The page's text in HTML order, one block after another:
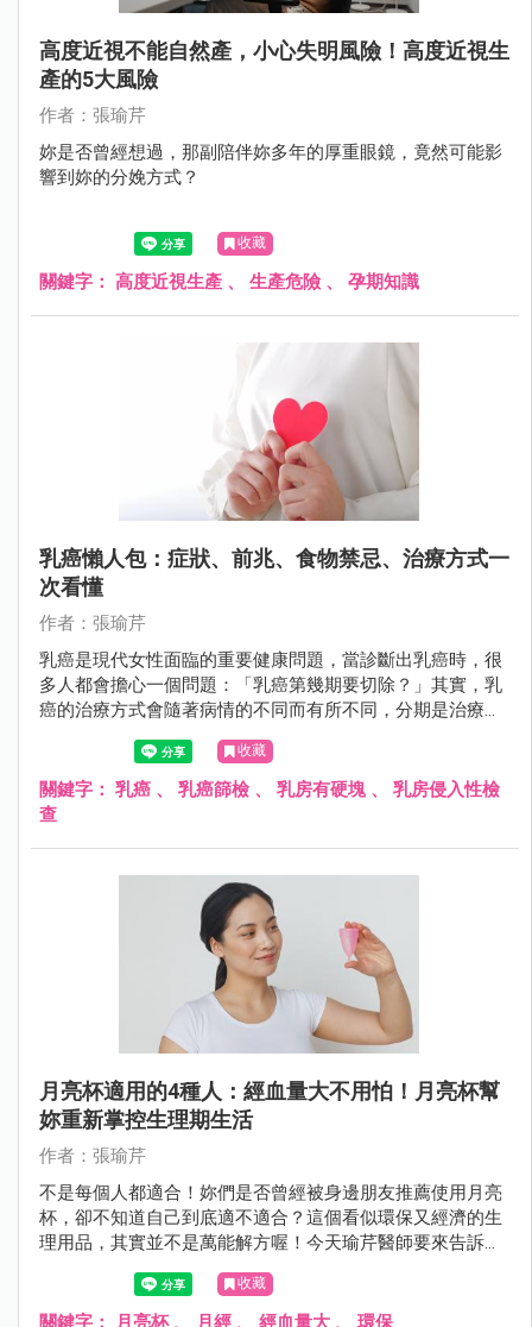
高度近視不能自然產，小心失明風險！高度近視生
產的5大風險
作者：張瑜芹
妳是否曾經想過，那副陪伴妳多年的厚重眼鏡，竟然可能影
響到妳的分娩方式？
收藏
關鍵字： 高度近視生產 、 生產危險 、 孕期知識
乳癌懶人包：症狀、前兆、食物禁忌、治療方式一
次看懂
作者：張瑜芹
乳癌是現代女性面臨的重要健康問題，當診斷出乳癌時，很
多人都會擔心一個問題：「乳癌第幾期要切除？」其實，乳
癌的治療方式會隨著病情的不同而有所不同，分期是治療計
畫的關鍵指標之一。
收藏
關鍵字： 乳癌 、 乳癌篩檢 、 乳房有硬塊、 乳房侵入性檢
查
月亮杯適用的4種人：經血量大不用怕！月亮杯幫
妳重新掌控生理期生活
作者：張瑜芹
不是每個人都適合！妳們是否曾經被身邊朋友推薦使用月亮
杯，卻不知道自己到底適不適合？這個看似環保又經濟的生
理用品，其實並不是萬能解方喔！今天瑜芹醫師要來告訴大
家，哪4種人最適合使用月亮杯，以及使用前必須知道的重
收藏
關鍵字： 月亮杯、 月經 、 經血量大 、 環保